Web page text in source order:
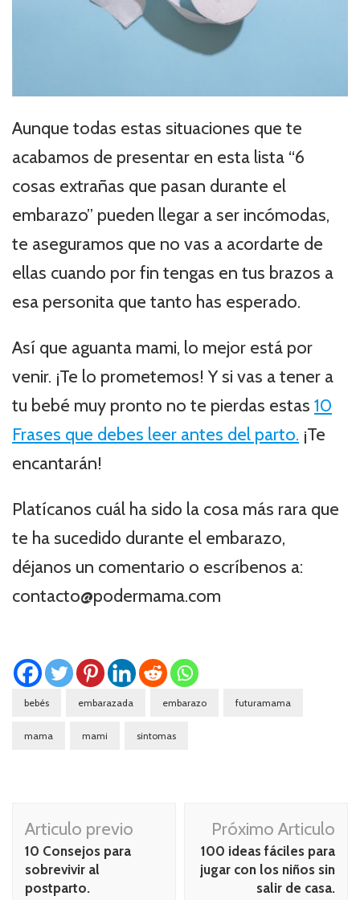
Aunque todas estas situaciones que te
acabamos de presentar en esta lista “6
cosas extrañas que pasan durante el
embarazo” pueden llegar a ser incómodas,
te aseguramos que no vas a acordarte de
ellas cuando por fin tengas en tus brazos a
esa personita que tanto has esperado.
Así que aguanta mami, lo mejor está por
venir. ¡Te lo prometemos! Y si vas a tener a
tu bebé muy pronto no te pierdas estas 10
Frases que debes leer antes del parto. ¡Te
encantarán!
Platícanos cuál ha sido la cosa más rara que
te ha sucedido durante el embarazo,
déjanos un comentario o escríbenos a:
contacto@podermama.com
bebés embarazada embarazo futuramama
mama mami sintomas
Navegación
de
publicación
Articulo previo
10 Consejos para
sobrevivir al
postparto.
Próximo Articulo
100 ideas fáciles para
jugar con los niños sin
salir de casa.